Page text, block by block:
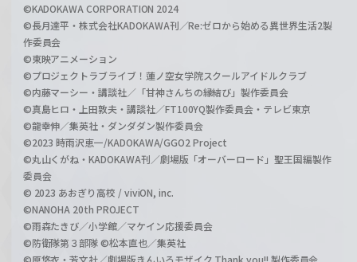
©KADOKAWA CORPORATION 2024
©長月達平・株式会社KADOKAWA刊／Re:ゼロから始める異世界生活2製
作委員会
©東映アニメーション
©プロジェクトラブライブ！蓮ノ空女学院スクールアイドルクラブ
©内藤マーシー・講談社／「甘神さんちの縁結び」製作委員会
©真島ヒロ・上田敦夫・講談社／FT100YQ製作委員会・テレビ東京
©龍幸伸／集英社・ダンダダン製作委員会
©2023 時雨沢恵一/KADOKAWA/GGO2 Project
©丸山くがね・KADOKAWA刊／劇場版「オーバーロード」聖王国編製作
委員会
© 2023 あおぎり高校 / viviON, inc.
©NANOHA 20th PROJECT
©雨森たきび／小学館／マケイン応援委員会
©防衛隊第３部隊 ©松本直也／集英社
©原悠衣・芳文社／劇場版きんいろモザイク Thank you!! 製作委員会